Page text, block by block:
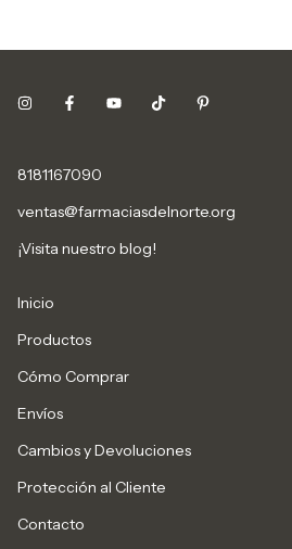
8181167090
ventas@farmaciasdelnorte.org
¡Visita nuestro blog!
Inicio
Productos
Cómo Comprar
Envíos
Cambios y Devoluciones
Protección al Cliente
Contacto